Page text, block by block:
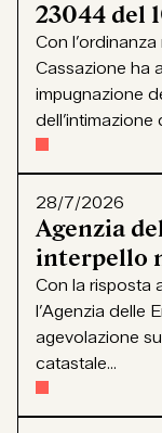
23044 del
Con
Cassazione ha
impugnazione
dell’intimazione
28/7/2026
Agenzia
interpello
Con la risposta
l’Agenzia delle
agevolazione
catastale...